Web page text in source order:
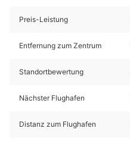
Preis-Leistung
Entfernung zum Zentrum
Standortbewertung
Nächster Flughafen
Distanz zum Flughafen